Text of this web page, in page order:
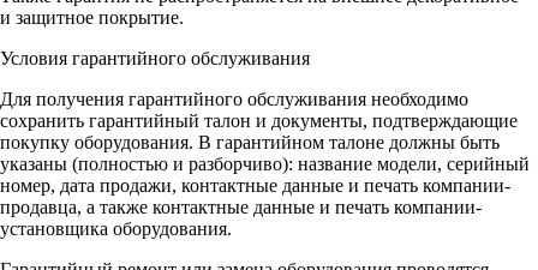
и защитное покрытие.
Условия гарантийного обслуживания
Для получения гарантийного обслуживания необходимо
сохранить гарантийный талон и документы, подтверждающие
покупку оборудования. В гарантийном талоне должны быть
указаны (полностью и разборчиво): название модели, серийный
номер, дата продажи, контактные данные и печать компании-
продавца, а также контактные данные и печать компании-
установщика оборудования.